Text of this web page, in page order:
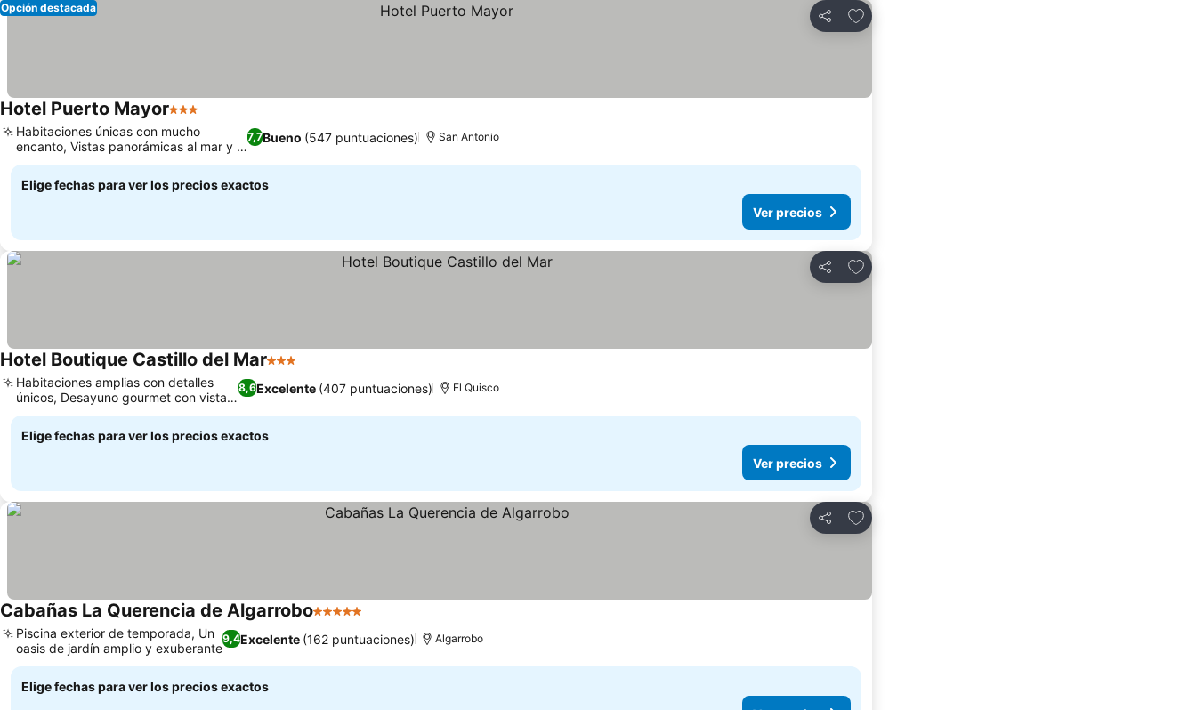
Compartir
Agregar a favoritos
Opción destacada
Hotel Puerto Mayor3 Estrellas
7,7Bueno (547 puntuaciones)
Habitaciones únicas con mucho
encanto, Vistas panorámicas al mar y al
puerto
San Antonio
Elige fechas para ver los precios exactos
Ver precios
Compartir
Agregar a favoritos
Hotel Boutique Castillo del Mar3 Estrellas
8,6Excelente (407 puntuaciones)
Habitaciones amplias con detalles
únicos, Desayuno gourmet con vistas
al mar
El Quisco
Elige fechas para ver los precios exactos
Ver precios
Compartir
Agregar a favoritos
Cabañas La Querencia de Algarrobo5 Estrellas
9,4Excelente (162 puntuaciones)
Piscina exterior de temporada, Un
oasis de jardín amplio y exuberante
Algarrobo
Elige fechas para ver los precios exactos